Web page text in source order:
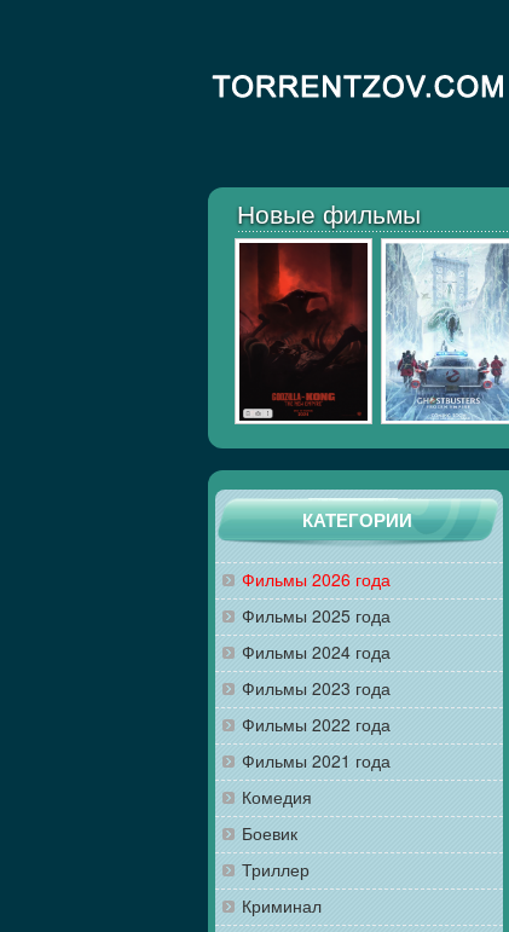
Новые фильмы
КАТЕГОРИИ
Фильмы 2026 года
Фильмы 2025 года
Фильмы 2024 года
Фильмы 2023 года
Фильмы 2022 года
Фильмы 2021 года
Комедия
Боевик
Триллер
Криминал